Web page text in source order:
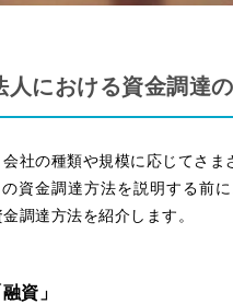
人における資金調達
社の種類や規模に応じてさま
資金調達方法を説明する前
調達方法を紹介します。
資」